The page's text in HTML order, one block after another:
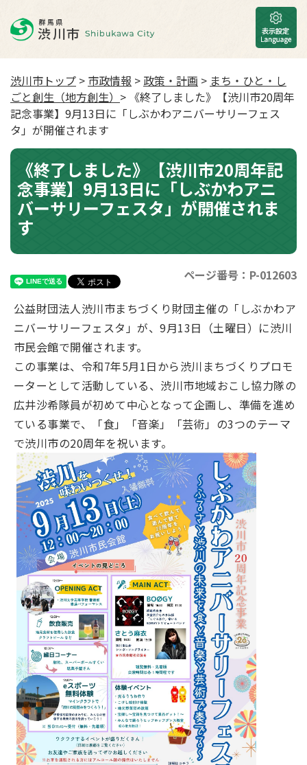
渋川市トップ > 市政情報 > 政策・計画 > まち・ひと・し
ごと創生（地方創生） > 《終了しました》【渋川市20周年
記念事業】9月13日に「しぶかわアニバーサリーフェス
タ」が開催されます
《終了しました》【渋川市20周年記
念事業】9月13日に「しぶかわアニ
バーサリーフェスタ」が開催されま
す
ページ番号：P-012603
公益財団法人渋川市まちづくり財団主催の「しぶかわア
ニバーサリーフェスタ」が、9月13日（土曜日）に渋川
市民会館で開催されます。
この事業は、令和7年5月1日から渋川まちづくりプロモ
ーターとして活動している、渋川市地域おこし協力隊の
広井沙希隊員が初めて中心となって企画し、準備を進め
ている事業で、「食」「音楽」「芸術」の3つのテーマ
で渋川市の20周年を祝います。